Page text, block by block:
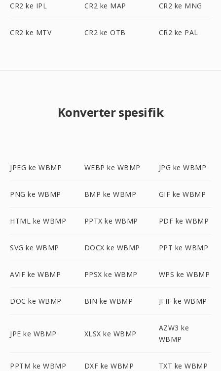
CR2 ke IPL CR2 ke MAP CR2 ke MNG
CR2 ke MTV CR2 ke OTB CR2 ke PAL
Konverter spesifik
JPEG ke WBMP WEBP ke WBMP JPG ke WBMP
PNG ke WBMP BMP ke WBMP GIF ke WBMP
HTML ke WBMP PPTX ke WBMP PDF ke WBMP
SVG ke WBMP DOCX ke WBMP PPT ke WBMP
AVIF ke WBMP PPSX ke WBMP WPS ke WBMP
DOC ke WBMP BIN ke WBMP JFIF ke WBMP
JPE ke WBMP XLSX ke WBMP
AZW3 ke
WBMP
PPTM ke WBMP DXF ke WBMP TXT ke WBMP